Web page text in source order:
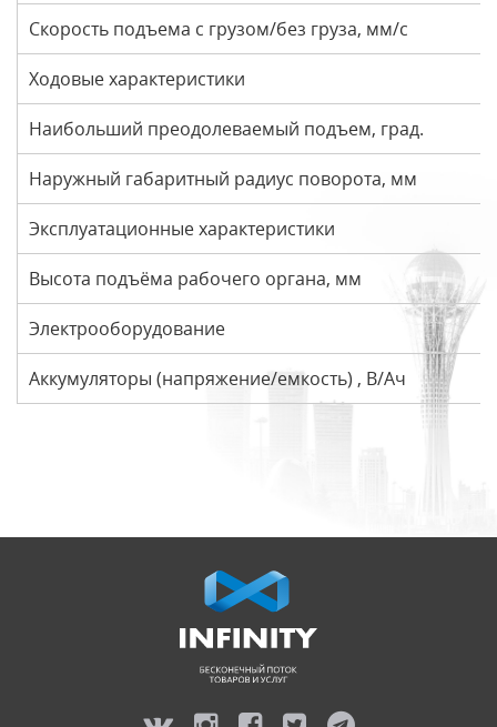
Скорость подъема с грузом/без груза, мм/с
Ходовые характеристики
Наибольший преодолеваемый подъем, град.
Наружный габаритный радиус поворота, мм
Эксплуатационные характеристики
Высота подъёма рабочего органа, мм
Электрооборудование
Аккумуляторы (напряжение/емкость) , В/Ач